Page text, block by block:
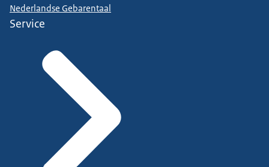
Nederlandse Gebarentaal
Service